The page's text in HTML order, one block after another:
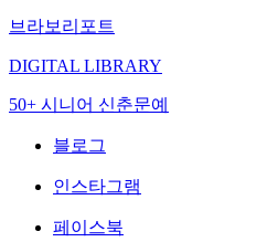
브라보리포트
DIGITAL LIBRARY
50+ 시니어 신춘문예
블로그
인스타그램
페이스북